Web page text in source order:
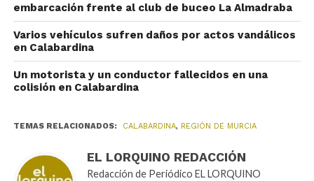
embarcación frente al club de buceo La Almadraba
Varios vehículos sufren daños por actos vandálicos
en Calabardina
Un motorista y un conductor fallecidos en una
colisión en Calabardina
TEMAS RELACIONADOS: CALABARDINA, REGIÓN DE MURCIA
EL LORQUINO REDACCIÓN
Redacción de Periódico EL LORQUINO